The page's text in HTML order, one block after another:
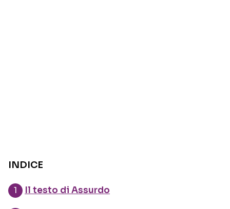
INDICE
Il testo di Assurdo